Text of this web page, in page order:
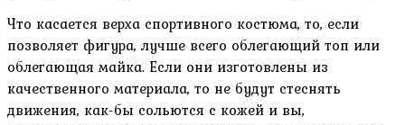
Что касается верха спортивного костюма, то, если
позволяет фигура, лучше всего облегающий топ или
облегающая майка. Если они изготовлены из
качественного материала, то не будут стеснять
движения, как-бы сольются с кожей и вы,